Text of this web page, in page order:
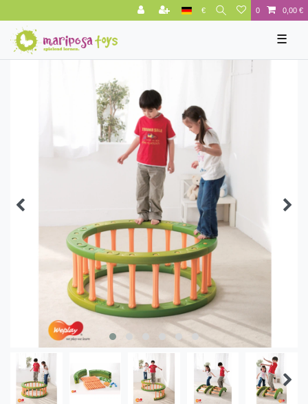
€ 0 0,00 €
☰